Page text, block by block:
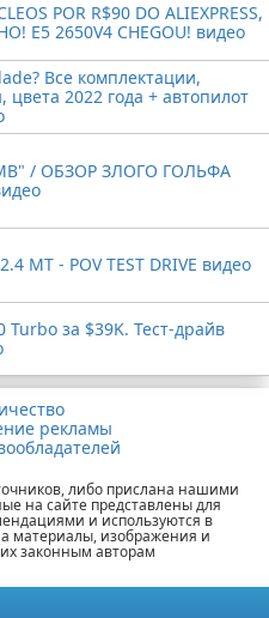
POR R$90 DO ALIEXPRESS,
E5 2650V4 CHEGOU! видео
Все комплектации,
цвета 2022 года + автопилот
/ ОБЗОР ЗЛОГО ГОЛЬФА
MT - POV TEST DRIVE видео
Turbo за $39K. Тест-драйв
рекламы
либо прислана нашими
на сайте представлены для
и используются в
материалы, изображения и
законным авторам